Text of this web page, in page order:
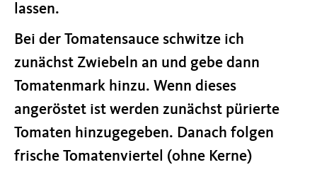
lassen.
Bei der Tomatensauce schwitze ich
zunächst Zwiebeln an und gebe dann
Tomatenmark hinzu. Wenn dieses
angeröstet ist werden zunächst pürierte
Tomaten hinzugegeben. Danach folgen
frische Tomatenviertel (ohne Kerne)